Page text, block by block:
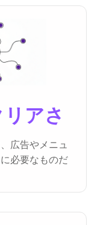
アさ
広告やメニュ
必要なものだ